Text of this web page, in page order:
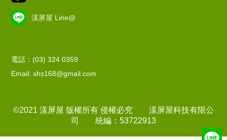
漾屏屋 Line@
電話：(03) 324 0359
Email: shs168@gmail.com
©2021 漾屏屋 版權所有 侵權必究 漾屏屋科技有限公
司 統編：53722913